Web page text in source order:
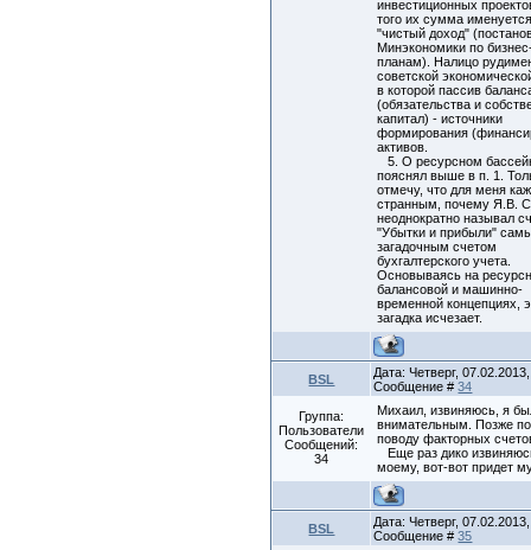
инвестиционных
того их сумма
"чистый доход"
Минэкономики по
планам). Налицо
советской
в которой пассив
(обязательства и
капитал) - источники
формирования
активов.
5. О ресурсном
пояснял выше в п. 1.
отмечу, что для меня
странным, почему Я.В.
неоднократно называл
"Убытки и прибыли"
загадочным счетом
бухгалтерского учета.
Основываясь на
балансовой и машинно-
временной концепциях,
загадка исчезает.
BSL
Дата: Четверг,
Сообщение #34
Группа:
Пользователи
Сообщений:
34
Михаил, извиняюсь, я
внимательным. Позже
поводу факторных
Еще раз дико
моему, вот-вот придет
BSL
Дата: Четверг,
Сообщение #35